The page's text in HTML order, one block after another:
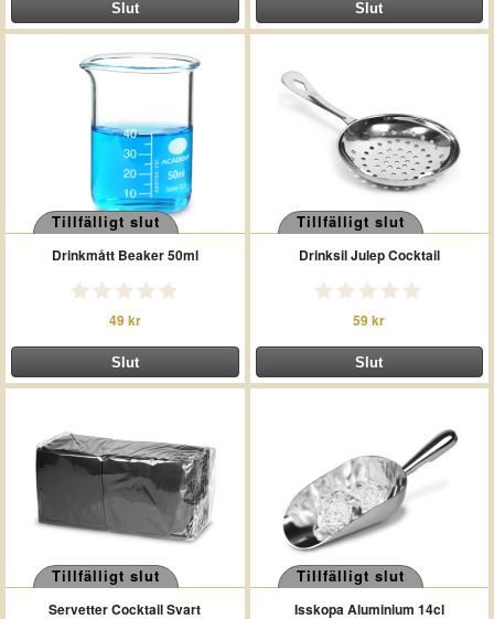
Tillfälligt slut
Drinkmått Beaker 50ml
49 kr
Tillfälligt slut
Drinksil Julep Cocktail
59 kr
Tillfälligt slut
Servetter Cocktail Svart
Tillfälligt slut
Isskopa Aluminium 14cl